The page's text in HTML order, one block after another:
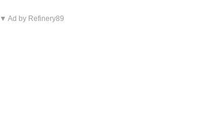
▼ Ad by Refinery89